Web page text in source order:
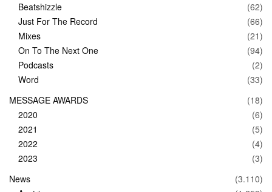
Beatshizzle
(62)
Just For The Record
(66)
Mixes
(21)
On To The Next One
(94)
Podcasts
(2)
Word
(33)
MESSAGE AWARDS
(18)
2020
(6)
2021
(5)
2022
(4)
2023
(3)
News
(3.110)